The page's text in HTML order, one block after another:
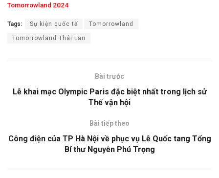
Tomorrowland 2024
Tags: Sự kiện quốc tế Tomorrowland
Tomorrowland Thái Lan
Bài trước
Lễ khai mạc Olympic Paris đặc biệt nhất trong lịch sử
Thế vận hội
Bài tiếp theo
Công điện của TP Hà Nội về phục vụ Lễ Quốc tang Tổng
Bí thư Nguyễn Phú Trọng